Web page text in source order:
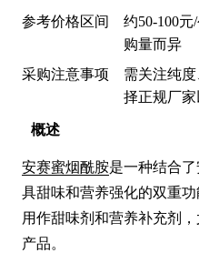
概述
安赛蜜烟酰胺是一种结合
具甜味和营养强化的双重
用作甜味剂和营养补充剂
产品。
参考价格区间
约50-100
购量而异
采购注意事项
需关注纯
择正规厂